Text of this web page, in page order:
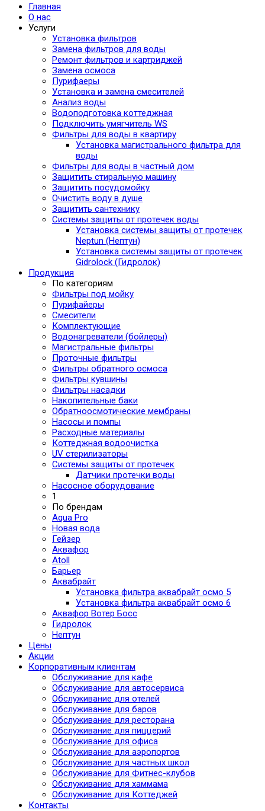
Главная
О нас
Услуги
Установка фильтров
Замена фильтров для воды
Ремонт фильтров и картриджей
Замена осмоса
Пурифаеры
Установка и замена смесителей
Анализ воды
Водоподготовка коттеджная
Подключить умягчитель WS
Фильтры для воды в квартиру
Установка магистрального фильтра для
воды
Фильтры для воды в частный дом
Защитить стиральную машину
Защитить посудомойку
Очистить воду в душе
Защитить сантехнику
Системы защиты от протечек воды
Установка системы защиты от протечек
Neptun (Нептун)
Установка системы защиты от протечек
Gidrolock (Гидролок)
Продукция
По категориям
Фильтры под мойку
Пурифайеры
Смесители
Комплектующие
Водонагреватели (бойлеры)
Магистральные фильтры
Проточные фильтры
Фильтры обратного осмоса
Фильтры кувшины
Фильтры насадки
Накопительные баки
Обратноосмотические мембраны
Насосы и помпы
Расходные материалы
Коттеджная водоочистка
UV стерилизаторы
Системы защиты от протечек
Датчики протечки воды
Насосное оборудование
1
По брендам
Aqua Pro
Новая вода
Гейзер
Аквафор
Atoll
Барьер
Аквабрайт
Установка фильтра аквабрайт осмо 5
Установка фильтра аквабрайт осмо 6
Аквафор Вотер Босс
Гидролок
Нептун
Цены
Акции
Корпоративным клиентам
Обслуживание для кафе
Обслуживание для автосервиса
Обслуживание для отелей
Обслуживание для баров
Обслуживание для ресторана
Обслуживание для пиццерий
Обслуживание для офиса
Обслуживание для аэропортов
Обслуживание для частных школ
Обслуживание для Фитнес-клубов
Обслуживание для хаммама
Обслуживание для Коттеджей
Контакты